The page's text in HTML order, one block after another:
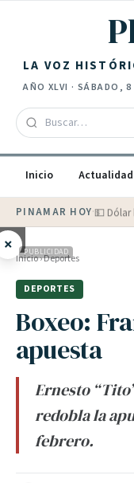
LA VOZ
AÑO XLVI · SÁBADO,
Inicio Actualidad
PINAMAR HOY·💵 Dólar
× PUBLICIDAD
Inicio›Deportes
DEPORTES
Boxeo:
apuesta
Ernesto
redobla la
febrero.